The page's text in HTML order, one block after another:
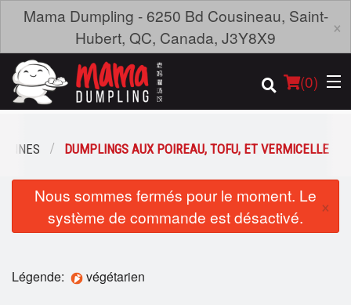
Mama Dumpling - 6250 Bd Cousineau, Saint-
Hubert, QC, Canada, J3Y8X9
×
(0)
Commander en ligne
Emplacement
DUMPLINGS AUX POIREAU, TOFU, ET VERMICELLE
Nous sommes fermés pour le moment. Le
système de commande est désactivé.
×
Légende: végétarien